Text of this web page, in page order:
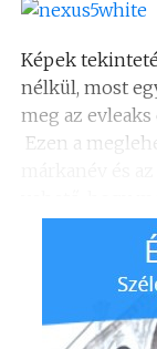
Képek
nélkül, most
meg az
Ezen a
márkanév és